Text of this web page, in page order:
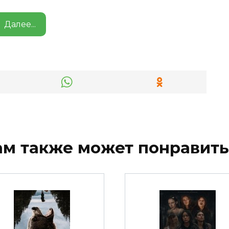
Далее...
также может